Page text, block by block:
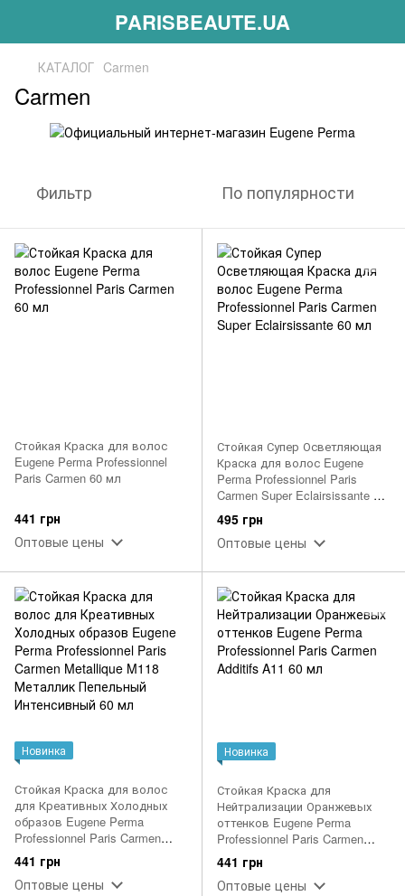
PARISBEAUTE.UA
КАТАЛОГ Carmen
Carmen
Фильтр По популярности
Стойкая Краска для волос
Eugene Perma Professionnel
Paris Carmen 60 мл
441 грн
Оптовые цены
Стойкая Супер Осветляющая
Краска для волос Eugene
Perma Professionnel Paris
Carmen Super Eclairsissante 60
мл
495 грн
Оптовые цены
Новинка
Стойкая Краска для волос
для Креативных Холодных
образов Eugene Perma
Professionnel Paris Carmen
Metallique M118 Металлик
Пепельный Интенсивный 60
мл
441 грн
Оптовые цены
Новинка
Стойкая Краска для
Нейтрализации Оранжевых
оттенков Eugene Perma
Professionnel Paris Carmen
Additifs A11 60 мл
441 грн
Оптовые цены